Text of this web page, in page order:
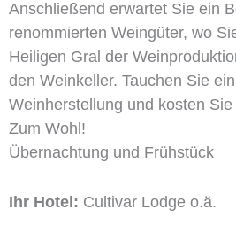
Anschließend erwartet Sie ein
renommierten Weingüter, wo
Heiligen Gral der
den Weinkeller. Tauchen Sie
Weinherstellung und kosten
Zum Wohl!
Übernachtung und Frühstück
Ihr Hotel: Cultivar Lodge o.ä.